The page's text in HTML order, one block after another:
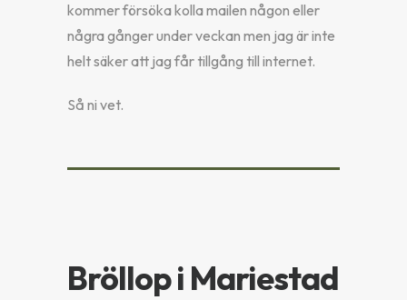
kommer försöka kolla mailen någon eller
några gånger under veckan men jag är inte
helt säker att jag får tillgång till internet.
Så ni vet.
Bröllop i Mariestad